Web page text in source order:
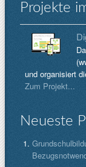
Projekte
und organisiert
Zum Projekt...
Neueste